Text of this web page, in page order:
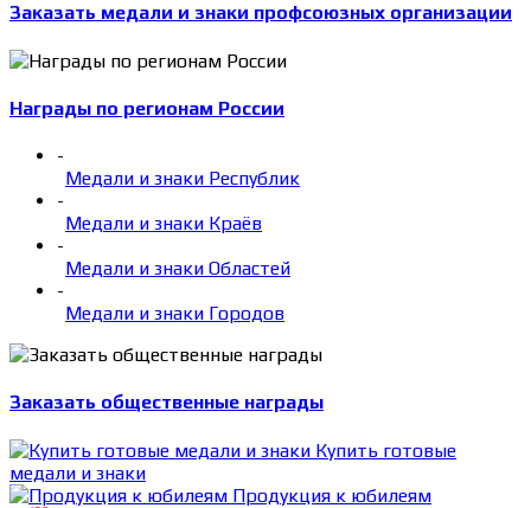
Заказать медали и знаки профсоюзных организации
Награды по регионам России
-
Медали и знаки Республик
-
Медали и знаки Краёв
-
Медали и знаки Областей
-
Медали и знаки Городов
Заказать общественные награды
Купить готовые
медали и знаки
Продукция к юбилеям